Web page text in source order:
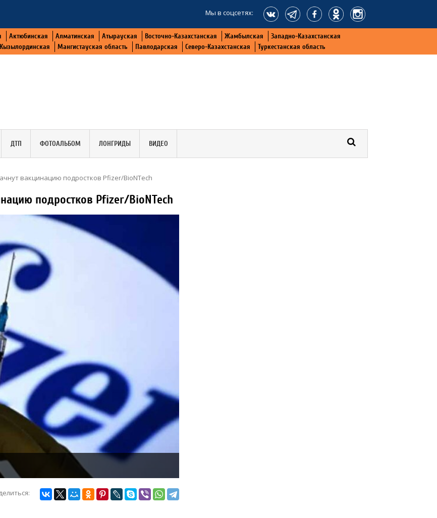
Мы в соцсетях:
Актюбинская Алматинская Атырауская Восточно-Казахстанская Жамбылская
Западно-Казахстанская
Кызылординская Мангистауская область Павлодарская Северо-Казахстанская Туркестанская область
ДТП ФОТОАЛЬБОМ ЛОНГРИДЫ ВИДЕО
вакцинацию подростков Pfizer/BioNTech
подростков Pfizer/BioNTech